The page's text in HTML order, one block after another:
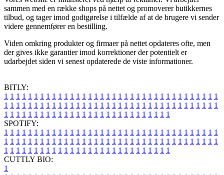
sammen med en række shops på nettet og promoverer butikkernes
tilbud, og tager imod godtgørelse i tilfælde af at de brugere vi sender
videre gennemfører en bestilling.
Viden omkring produkter og firmaer på nettet opdateres ofte, men
der gives ikke garantier imod korrektioner der potentielt er
udarbejdet siden vi senest opdaterede de viste informationer.
BITLY:
1 1 1 1 1 1 1 1 1 1 1 1 1 1 1 1 1 1 1 1 1 1 1 1 1 1 1 1 1 1 1 1 1 1 1 1
1 1 1 1 1 1 1 1 1 1 1 1 1 1 1 1 1 1 1 1 1 1 1 1 1 1 1 1 1 1 1 1 1 1 1 1
1 1 1 1 1 1 1 1 1 1 1 1 1 1 1 1 1 1 1 1 1 1 1 1 1 1 1 1
SPOTIFY:
1 1 1 1 1 1 1 1 1 1 1 1 1 1 1 1 1 1 1 1 1 1 1 1 1 1 1 1 1 1 1 1 1 1 1 1
1 1 1 1 1 1 1 1 1 1 1 1 1 1 1 1 1 1 1 1 1 1 1 1 1 1 1 1 1 1 1 1 1 1 1 1
1 1 1 1 1 1 1 1 1 1 1 1 1 1 1 1 1 1 1 1 1 1 1 1 1 1 1 1
CUTTLY BIO:
1